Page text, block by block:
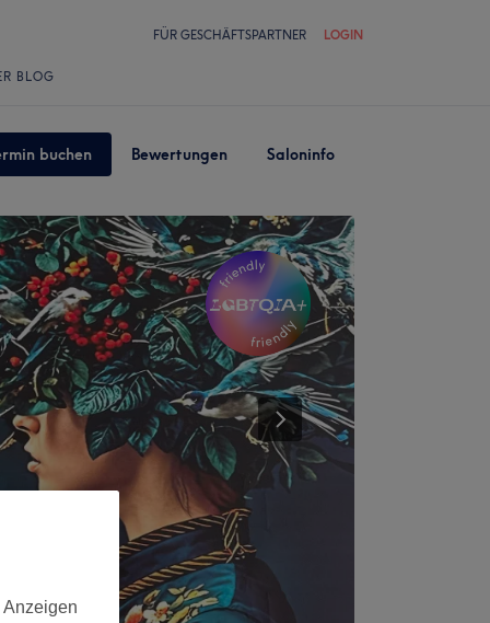
FÜR GESCHÄFTSPARTNER LOGIN
BLOG
buchen Bewertungen Saloninfo